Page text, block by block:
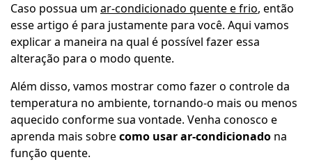
Caso possua um ar-condicionado quente e frio, então
esse artigo é para justamente para você. Aqui vamos
explicar a maneira na qual é possível fazer essa
alteração para o modo quente.
Além disso, vamos mostrar como fazer o controle da
temperatura no ambiente, tornando-o mais ou menos
aquecido conforme sua vontade. Venha conosco e
aprenda mais sobrecomo usar ar-condicionado na
função quente.